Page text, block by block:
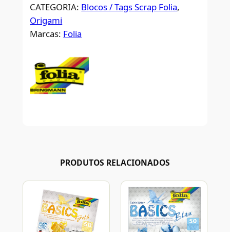
CATEGORIA: Blocos / Tags Scrap Folia
Origami
Marcas: Folia
PRODUTOS RELACIONADOS